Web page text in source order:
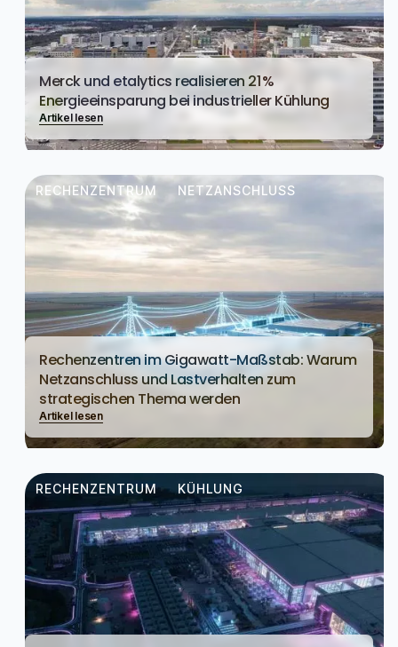
Merck und etalytics realisieren 21 %
Energieeinsparung bei industrieller Kühlung
Artikel lesen
RECHENZENTRUM NETZANSCHLUSS
Rechenzentren im Gigawatt-Maßstab: Warum
Netzanschluss und Lastverhalten zum
strategischen Thema werden
Artikel lesen
RECHENZENTRUM KÜHLUNG